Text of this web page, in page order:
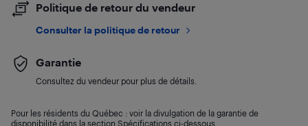
Politique de retour du vendeur
Consulter la politique de retour
Garantie
Consultez du vendeur pour plus de détails.
Pour les résidents du Québec : voir la divulgation de la garantie de
disponibilité dans la section Spécifications ci-dessous.